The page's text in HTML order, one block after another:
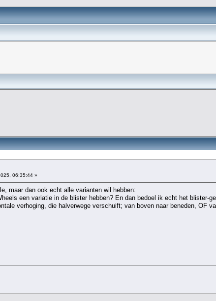
06:35:44 »
maar dan ook echt alle varianten wil hebben:
een variatie in de blister hebben? En dan bedoel ik echt het blister-
verhoging, die halverwege verschuift; van boven naar beneden, OF